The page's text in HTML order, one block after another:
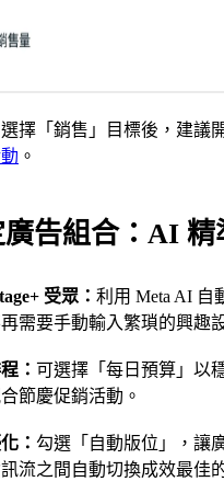
擇「銷售」目標後，建議
。
廣告組合：AI 精
受眾： 利用 Meta AI 自
需要手動輸入繁瑣的興趣
： 可選擇「每日預算」以
節慶促銷活動。
： 勾選「自動版位」，讓
流之間自動切換成效最佳